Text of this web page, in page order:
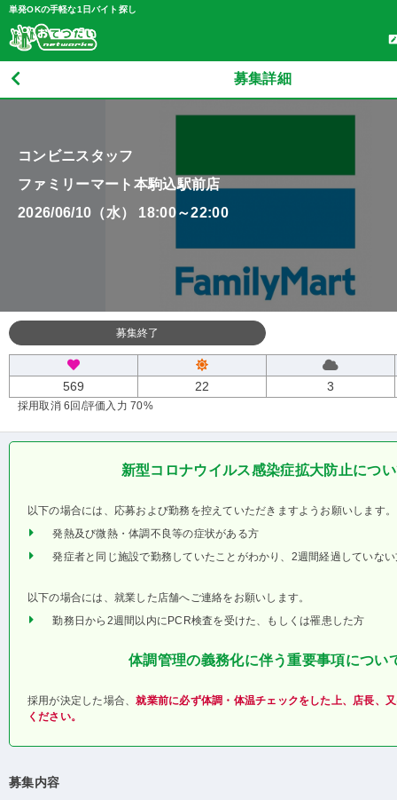
単発OKの手軽な1日バイト探し
募集詳細
コンビニスタッフ
ファミリーマート本駒込駅前店
2026/06/10（水） 18:00～22:00
募集終了
569 22 3
採用取消 6回 /評価入力 70%
新型コロナウイルス感染症拡大防止につ
以下の場合には、応募および勤務を控えていただきますようお願いします。
発熱及び微熱・体調不良等の症状がある方
発症者と同じ施設で勤務していたことがわかり、2週間経過していな
以下の場合には、就業した店舗へご連絡をお願いします。
勤務日から2週間以内にPCR検査を受けた、もしくは罹患した方
体調管理の義務化に伴う重要事項につい
採用が決定した場合、就業前に必ず体調・体温チェックをした上、店長、
ください。
募集内容